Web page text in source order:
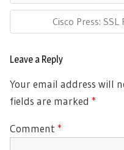
Post:
Next
Post:
Cisco Press:
Leave a Reply
Your email address will
fields are marked *
Comment *